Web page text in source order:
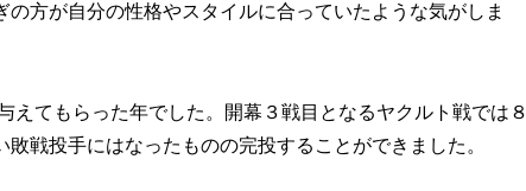
方が自分の性格やスタイルに合っていたような気がしま
てもらった年でした。開幕３戦目となるヤクルト戦では８
戦投手にはなったものの完投することができました。